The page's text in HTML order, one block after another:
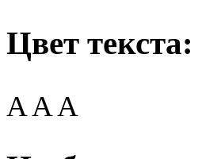
Цвет текста:
AAA